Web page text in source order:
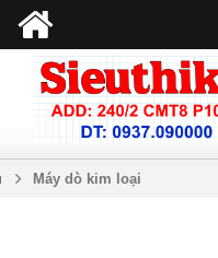
Máy dò kim loại